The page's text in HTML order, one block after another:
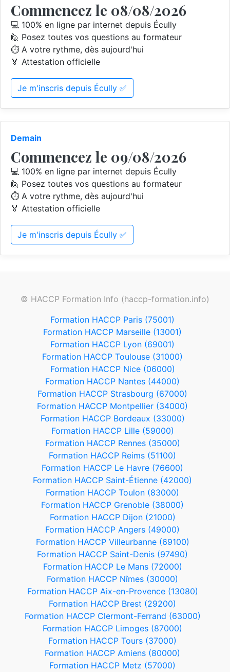
Commencez le 08/08/2026
💻 100% en ligne par internet depuis Écully
🙋 Posez toutes vos questions au formateur
⏱️ A votre rythme, dès aujourd'hui
🏅 Attestation officielle
Je m'inscris depuis Écully ✅
Demain
Commencez le 09/08/2026
💻 100% en ligne par internet depuis Écully
🙋 Posez toutes vos questions au formateur
⏱️ A votre rythme, dès aujourd'hui
🏅 Attestation officielle
Je m'inscris depuis Écully ✅
© HACCP Formation Info (haccp-formation.info)
Formation HACCP Paris (75001)
Formation HACCP Marseille (13001)
Formation HACCP Lyon (69001)
Formation HACCP Toulouse (31000)
Formation HACCP Nice (06000)
Formation HACCP Nantes (44000)
Formation HACCP Strasbourg (67000)
Formation HACCP Montpellier (34000)
Formation HACCP Bordeaux (33000)
Formation HACCP Lille (59000)
Formation HACCP Rennes (35000)
Formation HACCP Reims (51100)
Formation HACCP Le Havre (76600)
Formation HACCP Saint-Étienne (42000)
Formation HACCP Toulon (83000)
Formation HACCP Grenoble (38000)
Formation HACCP Dijon (21000)
Formation HACCP Angers (49000)
Formation HACCP Villeurbanne (69100)
Formation HACCP Saint-Denis (97490)
Formation HACCP Le Mans (72000)
Formation HACCP Nîmes (30000)
Formation HACCP Aix-en-Provence (13080)
Formation HACCP Brest (29200)
Formation HACCP Clermont-Ferrand (63000)
Formation HACCP Limoges (87000)
Formation HACCP Tours (37000)
Formation HACCP Amiens (80000)
Formation HACCP Metz (57000)